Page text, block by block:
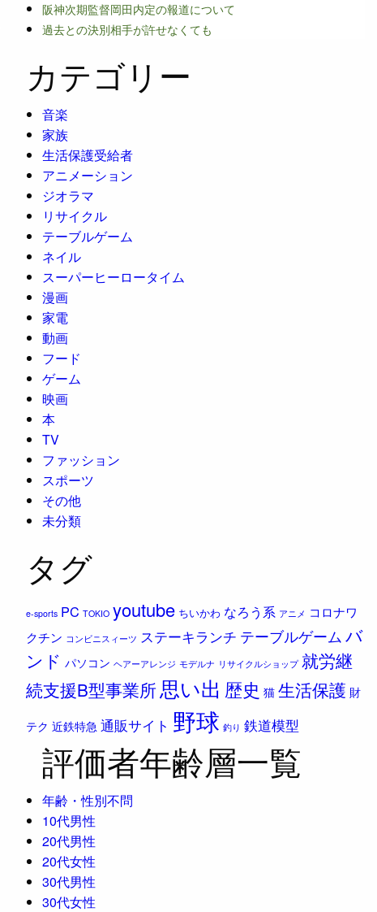
阪神次期監督岡田内定の報道について
過去との決別相手が許せなくても
カテゴリー
音楽
家族
生活保護受給者
アニメーション
ジオラマ
リサイクル
テーブルゲーム
ネイル
スーパーヒーロータイム
漫画
家電
動画
フード
ゲーム
映画
本
TV
ファッション
スポーツ
その他
未分類
タグ
e-sports PC TOKIO youtube ちいかわ なろう系 アニメ コロナワ
クチン コンビニスィーツ ステーキランチ テーブルゲーム バ
ンド パソコン ヘアーアレンジ モデルナ リサイクルショップ 就労継
続支援B型事業所 思い出 歴史 猫 生活保護 財
テク 近鉄特急 通販サイト 野球 釣り 鉄道模型
評価者年齢層一覧
年齢・性別不問
10代男性
20代男性
20代女性
30代男性
30代女性